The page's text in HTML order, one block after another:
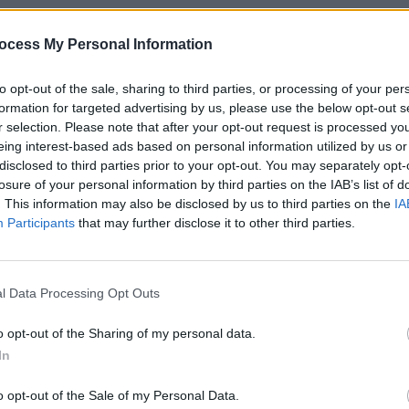
My Personal Information
opt-out of the sale, sharing to third parties, or processing of your
for targeted advertising by us, please use the below opt-out
selection. Please note that after your opt-out request is processed
interest-based ads based on personal information utilized by us
to third parties prior to your opt-out. You may separately
of your personal information by third parties on the IAB’s list of
This information may also be disclosed by us to third parties on the
Participants that may further disclose it to other third parties.
Data Processing Opt Outs
opt-out of the Sharing of my personal data.
opt-out of the Sale of my Personal Data.
Kórház
szülészetek
és részben járóbeteg-
vonatkozásban a
koraszülő osztálya a
és a szakmai háttere miatt, továbbá a
lévő Neonatológiai Intenzív Centrum
színvonalú ellátást biztosít a szülő nők
részére. Ide kell irányítani az egész
a diabeteses szülő nőket
és minden speciális és súlyos
illetve veszélyes terhességi betegségben
(cholestasis, terhességi mérgezés -
szülőszobát. Hallottam róla, hogy
egyszerű franciaágy volt benne, de adott
pl. a labdán vajúdásra is. Négy